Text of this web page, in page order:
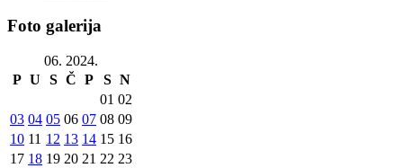
Foto galerija
06. 2024.
P U S Č P S N
01 02
03 04 05 06 07 08 09
10 11 12 13 14 15 16
17 18 19 20 21 22 23